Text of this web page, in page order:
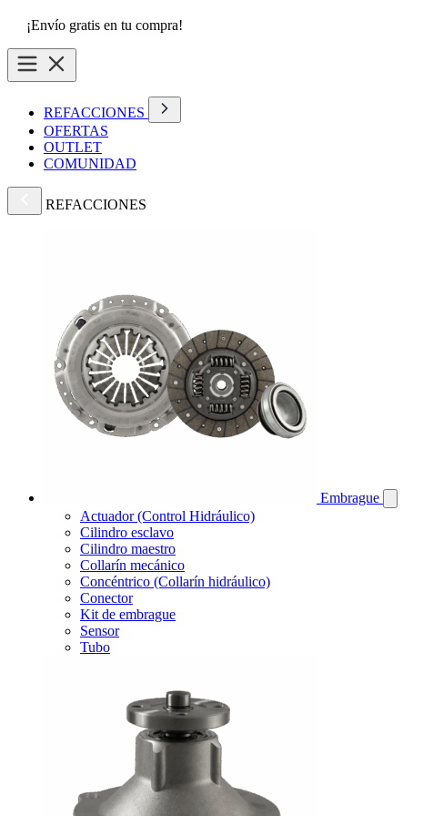
¡Envío gratis en tu compra!
REFACCIONES
OFERTAS
OUTLET
COMUNIDAD
REFACCIONES
Embrague
Actuador (Control Hidráulico)
Cilindro esclavo
Cilindro maestro
Collarín mecánico
Concéntrico (Collarín hidráulico)
Conector
Kit de embrague
Sensor
Tubo